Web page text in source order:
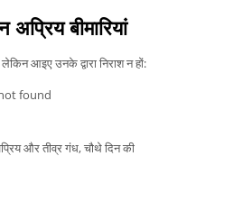
बीमारियां
आइए उनके द्वारा निराश न हों:
found
और तीव्र गंध, चौथे दिन की